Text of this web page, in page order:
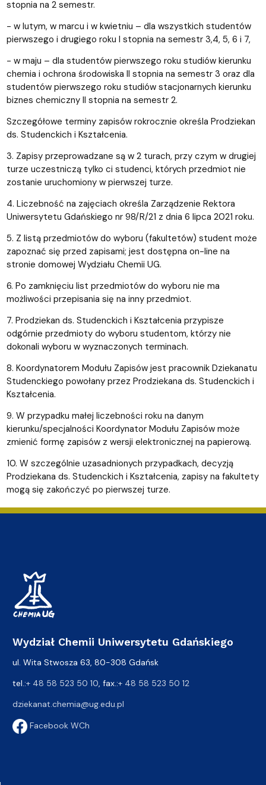
stopnia na 2 semestr.
- w lutym, w marcu i w kwietniu – dla wszystkich studentów
pierwszego i drugiego roku I stopnia na semestr 3,4, 5, 6 i 7,
- w maju – dla studentów pierwszego roku studiów kierunku
chemia i ochrona środowiska II stopnia na semestr 3 oraz dla
studentów pierwszego roku studiów stacjonarnych kierunku
biznes chemiczny II stopnia na semestr 2.
Szczegółowe terminy zapisów rokrocznie określa Prodziekan
ds. Studenckich i Kształcenia.
3. Zapisy przeprowadzane są w 2 turach, przy czym w drugiej
turze uczestniczą tylko ci studenci, których przedmiot nie
zostanie uruchomiony w pierwszej turze.
4. Liczebność na zajęciach określa Zarządzenie Rektora
Uniwersytetu Gdańskiego nr 98/R/21 z dnia 6 lipca 2021 roku.
5. Z listą przedmiotów do wyboru (fakultetów) student może
zapoznać się przed zapisami; jest dostępna on-line na
stronie domowej Wydziału Chemii UG.
6. Po zamknięciu list przedmiotów do wyboru nie ma
możliwości przepisania się na inny przedmiot.
7. Prodziekan ds. Studenckich i Kształcenia przypisze
odgórnie przedmioty do wyboru studentom, którzy nie
dokonali wyboru w wyznaczonych terminach.
8. Koordynatorem Modułu Zapisów jest pracownik Dziekanatu
Studenckiego powołany przez Prodziekana ds. Studenckich i
Kształcenia.
9. W przypadku małej liczebności roku na danym
kierunku/specjalności Koordynator Modułu Zapisów może
zmienić formę zapisów z wersji elektronicznej na papierową.
10. W szczególnie uzasadnionych przypadkach, decyzją
Prodziekana ds. Studenckich i Kształcenia, zapisy na fakultety
mogą się zakończyć po pierwszej turze.
Wydział Chemii Uniwersytetu Gdańskiego
ul. Wita Stwosza 63, 80-308 Gdańsk
tel.:+ 48 58 523 50 10 , fax.:+ 48 58 523 50 12
dziekanat.chemia@ug.edu.pl
Facebook WCh